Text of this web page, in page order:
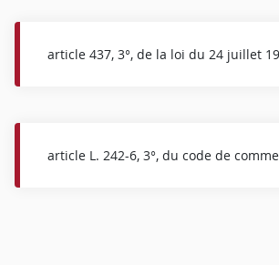
article 437, 3°, de la loi du 24 juillet
article L. 242-6, 3°, du code de